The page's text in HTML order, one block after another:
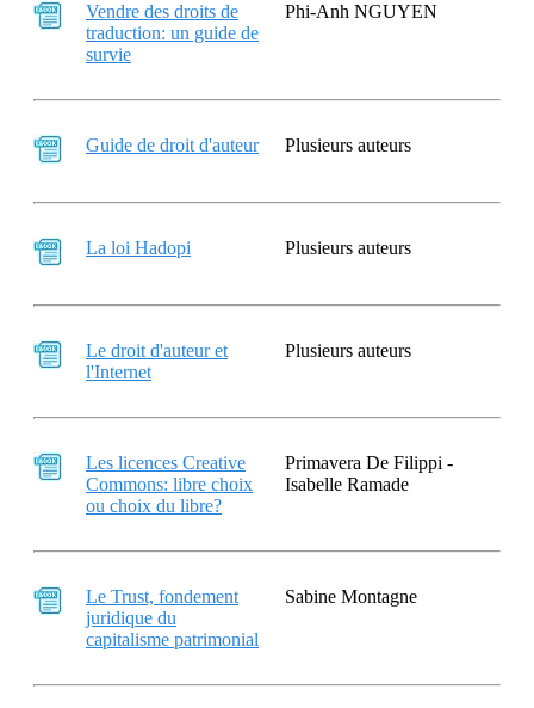
Vendre des droits de
traduction: un guide de
survie
Phi-Anh NGUYEN
Guide de droit d'auteur Plusieurs auteurs
La loi Hadopi Plusieurs auteurs
Le droit d'auteur et
l'Internet
Plusieurs auteurs
Les licences Creative
Commons: libre choix
ou choix du libre?
Primavera De Filippi -
Isabelle Ramade
Le Trust, fondement
juridique du
capitalisme patrimonial
Sabine Montagne